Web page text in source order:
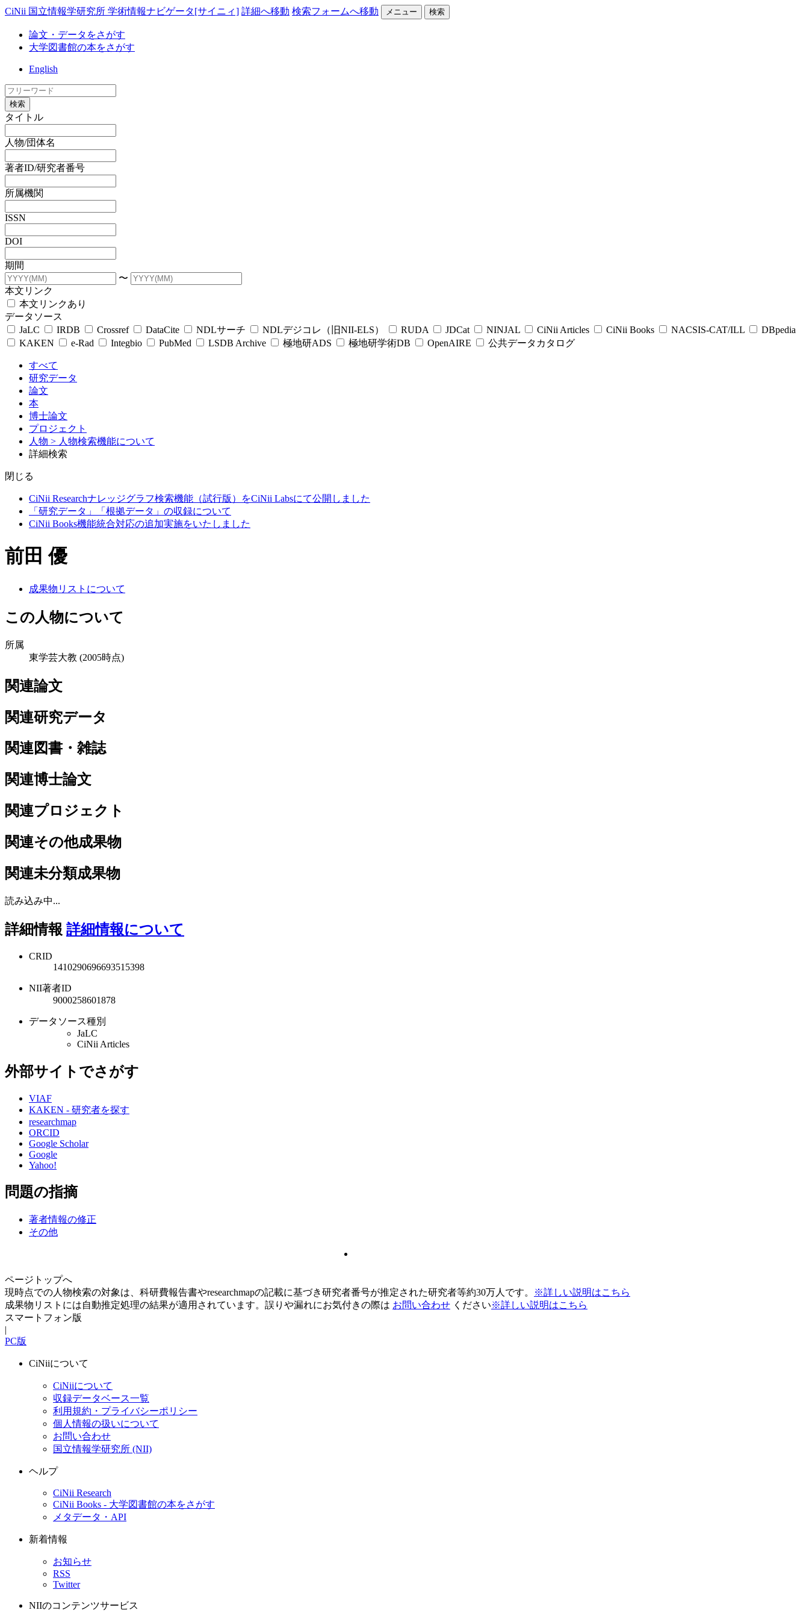
CiNii 国立情報学研究所 学術情報ナビゲータ[サイニィ] 詳細へ移動 検索フォームへ移動 メニュー 検索
論文・データをさがす
大学図書館の本をさがす
English
検索
タイトル
人物/団体名
著者ID/研究者番号
所属機関
ISSN
DOI
期間
〜
本文リンク
本文リンクあり
データソース
JaLC
IRDB Crossref DataCite NDLサーチ NDLデジコレ（旧NII-ELS） RUDA JDCat NINJAL CiNii Articles CiNii Books NACSIS-CAT/ILL
DBpedia
KAKEN
e-Rad Integbio PubMed LSDB Archive 極地研ADS 極地研学術DB OpenAIRE 公共データカタログ
すべて
研究データ
論文
本
博士論文
プロジェクト
人物 > 人物検索機能について
詳細検索
閉じる
CiNii Researchナレッジグラフ検索機能（試行版）をCiNii Labsにて公開しました
「研究データ」「根拠データ」の収録について
CiNii Books機能統合対応の追加実施をいたしました
前田 優
成果物リストについて
この人物について
所属
東学芸大教 (2005時点)
関連論文
関連研究データ
関連図書・雑誌
関連博士論文
関連プロジェクト
関連その他成果物
関連未分類成果物
読み込み中...
詳細情報 詳細情報について
CRID
1410290696693515398
NII著者ID
9000258601878
データソース種別
JaLC
CiNii Articles
外部サイトでさがす
VIAF
KAKEN - 研究者を探す
researchmap
ORCID
Google Scholar
Google
Yahoo!
問題の指摘
著者情報の修正
その他
ページトップへ
現時点での人物検索の対象は、科研費報告書やresearchmapの記載に基づき研究者番号が推定された研究者等約30万人です。
※詳しい説明はこちら
成果物リストには自動推定処理の結果が適用されています。誤りや漏れにお気付きの際は お問い合わせ ください※詳しい説明はこちら
スマートフォン版
|
PC版
CiNiiについて
CiNiiについて
収録データベース一覧
利用規約・プライバシーポリシー
個人情報の扱いについて
お問い合わせ
国立情報学研究所 (NII)
ヘルプ
CiNii Research
CiNii Books - 大学図書館の本をさがす
メタデータ・API
新着情報
お知らせ
RSS
Twitter
NIIのコンテンツサービス